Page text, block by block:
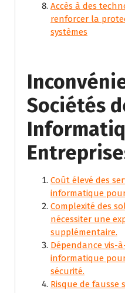
Accès à des
renforcer la
systèmes
Sociétés
Coût élevé des
informatique
Complexité des
nécessiter une
supplémentaire.
Dépendance vis-
informatique
sécurité.
Risque de fausse